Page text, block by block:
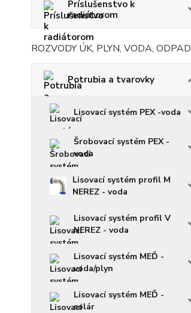
Príslušenstvo k
radiátorom
ROZVODY ÚK, PLYN, VODA, ODPAD
Potrubia a tvarovky
Lisovací systém PEX -voda
Šrobovací systém PEX -
voda
Lisovací systém profil M
NEREZ - voda
Lisovací systém profil V
NEREZ - voda
Lisovací systém MEĎ -
voda/plyn
Lisovací systém MEĎ -
solár